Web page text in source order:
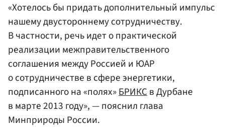
«Хотелось бы придать дополнительный импульс
нашему двустороннему сотрудничеству.
В частности, речь идет о практической
реализации межправительственного
соглашения между Россией и ЮАР
о сотрудничестве в сфере энергетики,
подписанного на «полях»БРИКСв Дурбане
в марте 2013 году», — пояснил глава
Минприроды России.